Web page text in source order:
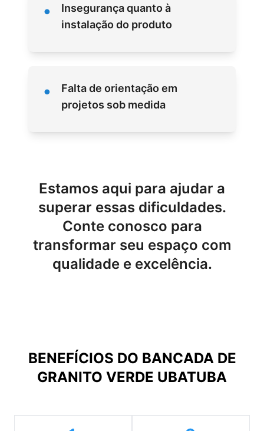
•
Insegurança quanto à
instalação do produto
•
Falta de orientação em
projetos sob medida
Estamos aqui para ajudar a
superar essas dificuldades.
Conte conosco para
transformar seu espaço com
qualidade e excelência.
BENEFÍCIOS DO BANCADA DE
GRANITO VERDE UBATUBA